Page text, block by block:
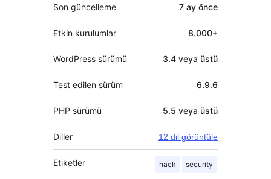
Son güncelleme 7 ay önce
Etkin kurulumlar 8.000+
WordPress sürümü 3.4 veya üstü
Test edilen sürüm 6.9.6
PHP sürümü 5.5 veya üstü
Diller 12 dil görüntüle
Etiketler hack security